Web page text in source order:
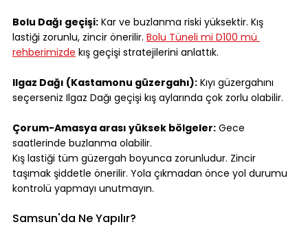
Bolu Dağı geçişi: Kar ve buzlanma riski yüksektir. Kış
lastiği zorunlu, zincir önerilir. Bolu Tüneli mi D100 mü
rehberimizde kış geçişi stratejilerini anlattık.
Ilgaz Dağı (Kastamonu güzergahı): Kıyı güzergahını
seçerseniz Ilgaz Dağı geçişi kış aylarında çok zorlu olabilir.
Çorum-Amasya arası yüksek bölgeler: Gece
saatlerinde buzlanma olabilir.
Kış lastiği tüm güzergah boyunca zorunludur. Zincir
taşımak şiddetle önerilir. Yola çıkmadan önce yol durumu
kontrolü yapmayı unutmayın.
Samsun'da Ne Yapılır?